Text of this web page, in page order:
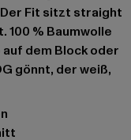
Fit sitzt straight
100 % Baumwolle
dem Block oder
gönnt, der weiß,